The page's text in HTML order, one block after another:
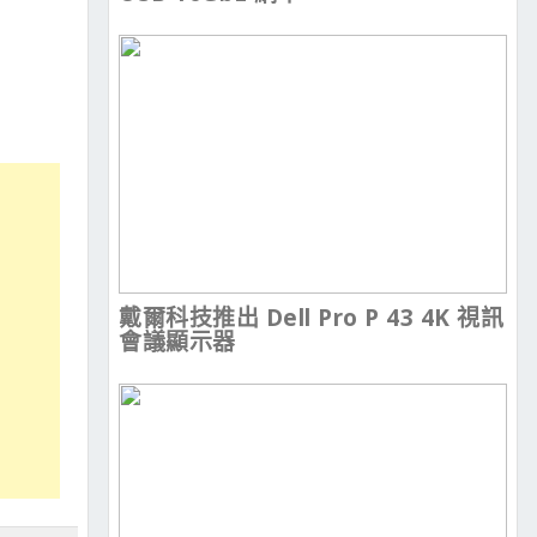
戴爾科技推出 Dell Pro P 43 4K 視訊
會議顯示器